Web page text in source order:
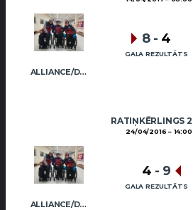
ALLIANCE/DIMBOVSKIS
8 - 4
GALA REZULTĀTS
RATIŅKĒRLINGS
24/04/2016 14:00
ALLIANCE/DIMBOVSKIS
4 - 9
GALA REZULTĀTS